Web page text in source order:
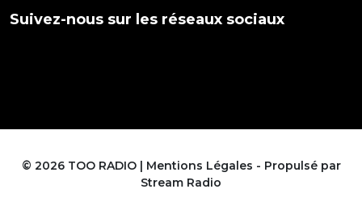
Suivez-nous sur les réseaux sociaux
© 2026 TOO RADIO | Mentions Légales - Propulsé par
Stream Radio